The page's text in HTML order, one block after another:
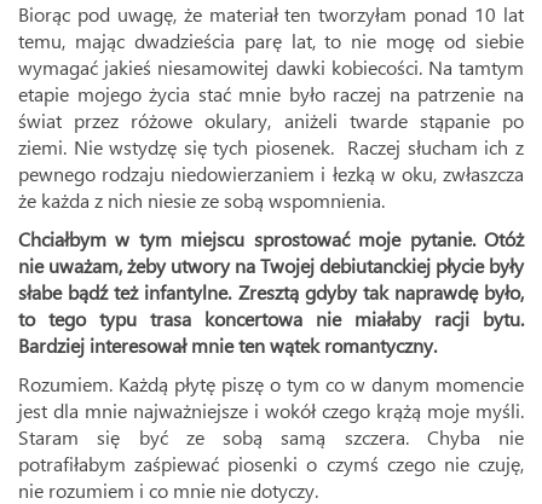
Biorąc pod uwagę, że materiał ten tworzyłam ponad 10 lat
temu, mając dwadzieścia parę lat, to nie mogę od siebie
wymagać jakieś niesamowitej dawki kobiecości. Na tamtym
etapie mojego życia stać mnie było raczej na patrzenie na
świat przez różowe okulary, aniżeli twarde stąpanie po
ziemi. Nie wstydzę się tych piosenek. Raczej słucham ich z
pewnego rodzaju niedowierzaniem i łezką w oku, zwłaszcza
że każda z nich niesie ze sobą wspomnienia.
Chciałbym w tym miejscu sprostować moje pytanie. Otóż
nie uważam, żeby utwory na Twojej debiutanckiej płycie były
słabe bądź też infantylne. Zresztą gdyby tak naprawdę było,
to tego typu trasa koncertowa nie miałaby racji bytu.
Bardziej interesował mnie ten wątek romantyczny.
Rozumiem. Każdą płytę piszę o tym co w danym momencie
jest dla mnie najważniejsze i wokół czego krążą moje myśli.
Staram się być ze sobą samą szczera. Chyba nie
potrafiłabym zaśpiewać piosenki o czymś czego nie czuję,
nie rozumiem i co mnie nie dotyczy.